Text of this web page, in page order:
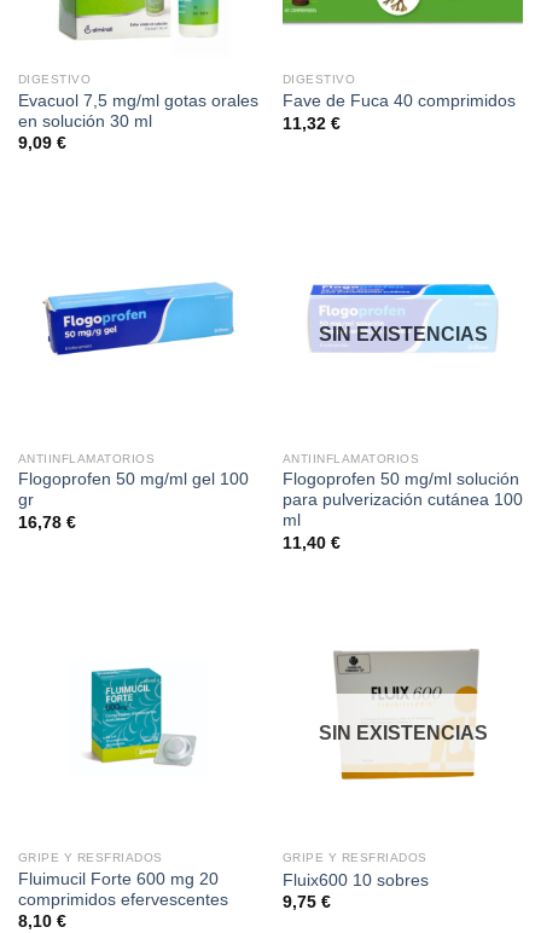
DIGESTIVO
Evacuol 7,5 mg/ml gotas orales
en solución 30 ml
9,09 €
DIGESTIVO
Fave de Fuca 40 comprimidos
11,32 €
ANTIINFLAMATORIOS
Flogoprofen 50 mg/ml gel 100
gr
16,78 €
SIN EXISTENCIAS
ANTIINFLAMATORIOS
Flogoprofen 50 mg/ml solución
para pulverización cutánea 100
ml
11,40 €
GRIPE Y RESFRIADOS
Fluimucil Forte 600 mg 20
comprimidos efervescentes
8,10 €
SIN EXISTENCIAS
GRIPE Y RESFRIADOS
Fluix600 10 sobres
9,75 €